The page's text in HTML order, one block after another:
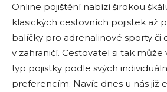
Online pojištění nabízí širokou
klasických cestovních pojistek až
balíčky pro adrenalinové sporty
v zahraničí. Cestovatel si tak
typ pojistky podle svých
preferencím. Navíc dnes u nás již